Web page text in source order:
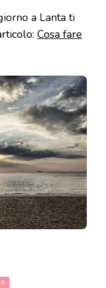
a Lanta ti
Cosa fare